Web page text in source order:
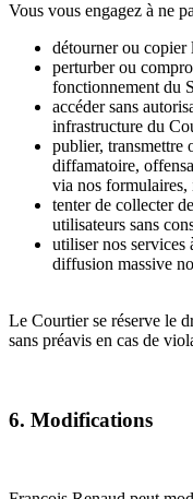
Vous vous engagez à ne
détourner ou copier
perturber ou
fonctionnement du
accéder sans
infrastructure du
publier, transmettre
diffamatoire,
via nos formulaires,
tenter de collecter
utilisateurs sans
utiliser nos services
diffusion massive
Le Courtier se réserve le
sans préavis en cas de
6. Modifications